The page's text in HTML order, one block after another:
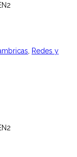
Redes y